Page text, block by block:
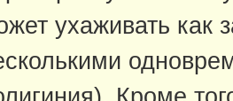
ухаживать как